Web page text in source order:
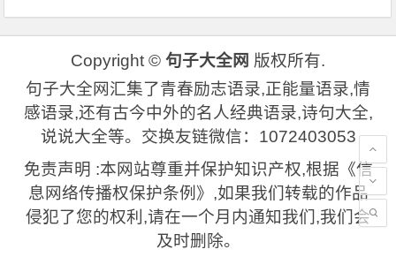
如行动，去怨不如去干。8、环保从点滴做起！9、有限的
Copyright © 句子大全网 版权所有.
句子大全网汇集了青春励志语录,正能量语录,情
感语录,还有古今中外的名人经典语录,诗句大全,
说说大全等。交换友链微信：1072403053
免责声明 :本网站尊重并保护知识产权,根据《信
息网络传播权保护条例》,如果我们转载的作品
侵犯了您的权利,请在一个月内通知我们,我们会
及时删除。